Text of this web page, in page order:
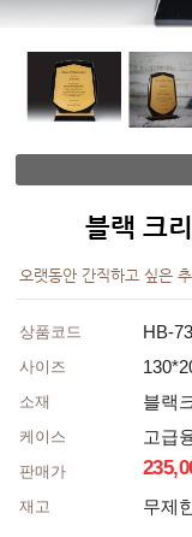
블랙 크
오랫동안 간직하고 싶은
상품코드 HB-
사이즈
소재 블랙
케이스 고급
판매가
재고 무제